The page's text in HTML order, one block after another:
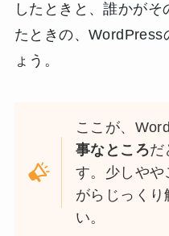
したときと、誰かがそ
たときの、WordPress
ょう。
ここが、
事なところだ
す。少しやや
がらじっくり
い。